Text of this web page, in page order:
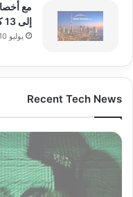
إلى 13 كيلو شهرياً بدون عمليات جراحية
يوليو 10, 2020
Recent Tech News